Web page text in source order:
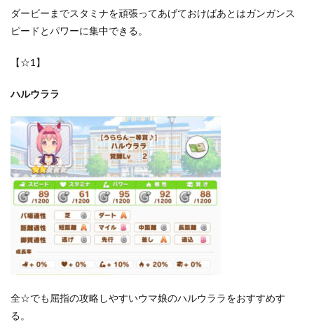
ダービーまでスタミナを頑張ってあげておけばあとはガンガンス
ピードとパワーに集中できる。
【☆1】
ハルウララ
全☆でも屈指の攻略しやすいウマ娘のハルウララをおすすめす
る。